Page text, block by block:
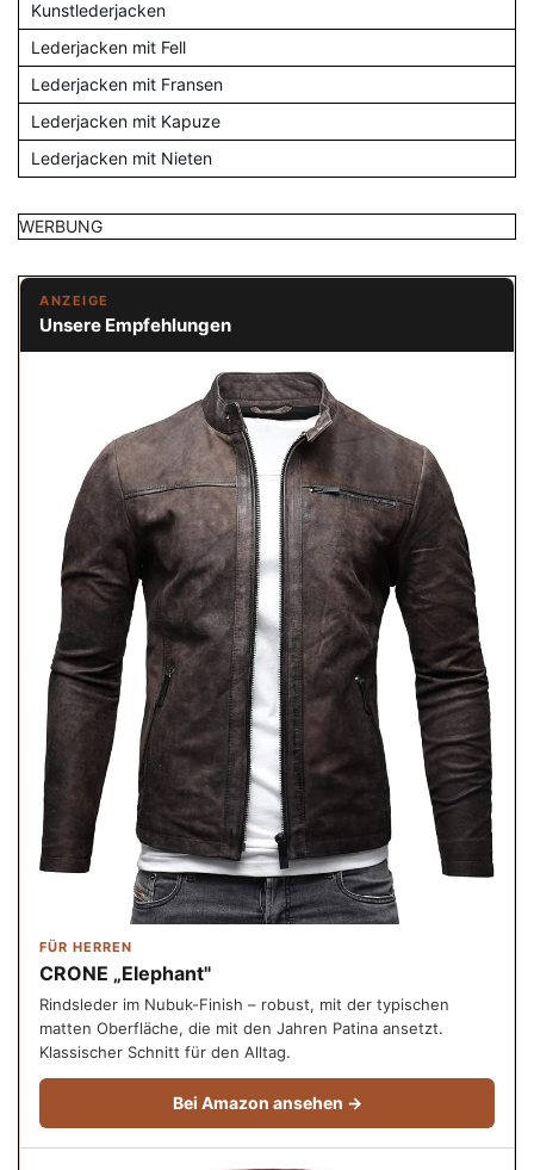
Kunstlederjacken
Lederjacken mit Fell
Lederjacken mit Fransen
Lederjacken mit Kapuze
Lederjacken mit Nieten
WERBUNG
ANZEIGE
Unsere Empfehlungen
FÜR HERREN
CRONE „Elephant"
Rindsleder im Nubuk-Finish – robust, mit der typischen
matten Oberfläche, die mit den Jahren Patina ansetzt.
Klassischer Schnitt für den Alltag.
Bei Amazon ansehen →